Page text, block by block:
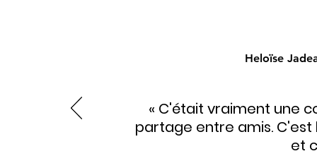
Heloïse
« C'était vraiment une
partage entre amis.
et